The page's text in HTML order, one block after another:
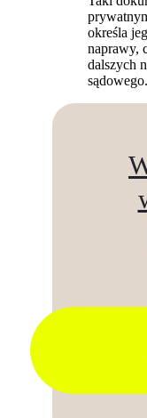
określa
naprawy,
dalszych
sądowego.